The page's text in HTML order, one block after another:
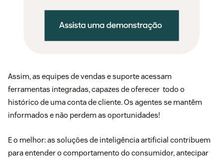
Assim, as equipes de vendas e suporte acessam
ferramentas integradas, capazes de oferecer todo o
histórico de uma conta de cliente. Os agentes se mantêm
informados e não perdem as oportunidades!
E o melhor: as soluções de inteligência artificial contribuem
para entender o comportamento do consumidor, antecipar